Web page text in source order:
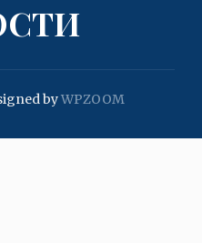
byWPZOOM